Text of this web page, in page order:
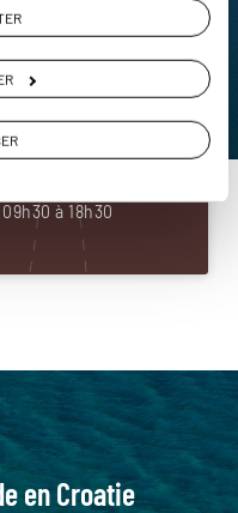
un spécialiste Croatie
60
à 18h30
en Croatie